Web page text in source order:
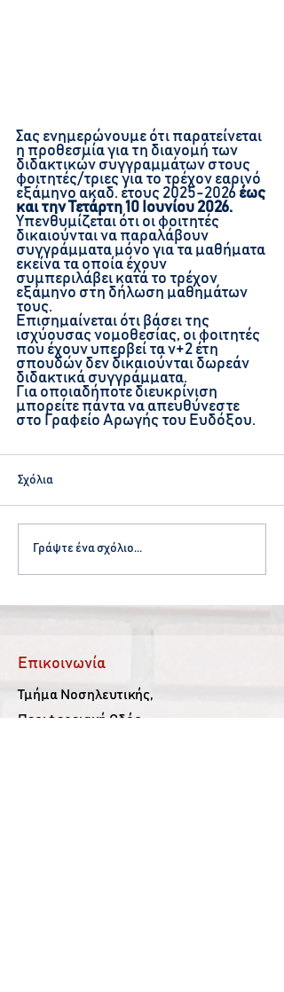
Σας ενημερώνουμε ότι παρατείνεται
η προθεσμία για τη διανομή των
διδακτικών συγγραμμάτων στους
φοιτητές/τριες για το τρέχον εαρινό
εξάμηνο ακαδ. έτους 2025-2026 έως
και την Τετάρτη 10 Ιουνίου 2026.
Υπενθυμίζεται ότι οι φοιτητές
δικαιούνται να παραλάβουν
συγγράμματα μόνο για τα μαθήματα
εκείνα τα οποία έχουν
συμπεριλάβει κατά το τρέχον
εξάμηνο στη δήλωση μαθημάτων
τους.
Επισημαίνεται ότι βάσει της
ισχύουσας νομοθεσίας, οι φοιτητές
που έχουν υπερβεί τα ν+2 έτη
σπουδών δεν δικαιούνται δωρεάν
διδακτικά συγγράμματα.
Για οποιαδήποτε διευκρίνιση
μπορείτε πάντα να απευθύνεστε
στο Γραφείο Αρωγής του Ευδόξου.
Σχόλια
Γράψτε ένα σχόλιο...
Επικοινωνία
Τμήμα Νοσηλευτικής,
Περιφερειακή Οδός